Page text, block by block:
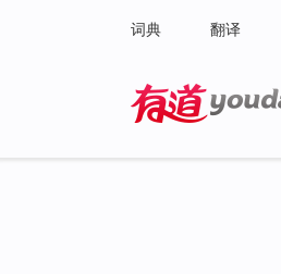
词典 翻译